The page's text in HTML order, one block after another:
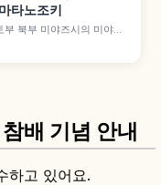
타노조키
북부 미야즈시의 미야기
지마와 함께 '일본 3대 절
니다. 길이 약 3.6km 모래
배 기념 안내
하고 있어요.